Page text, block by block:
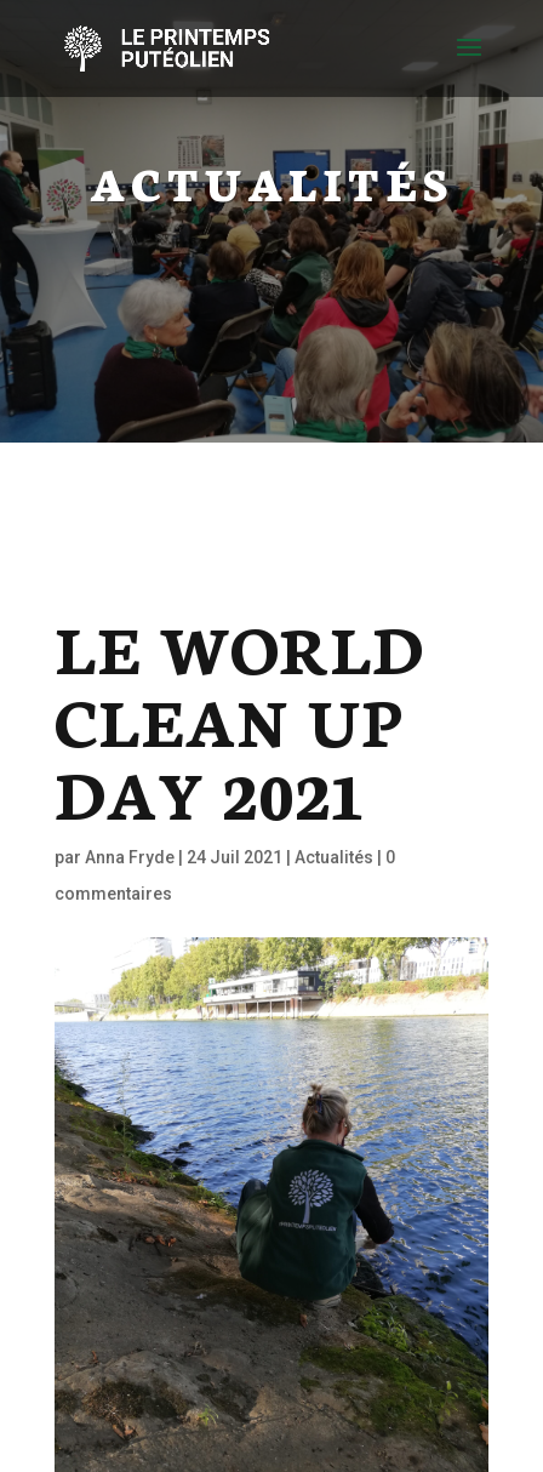
ACTUALITÉS
LE WORLD
CLEAN UP
DAY 2021
par Anna Fryde| 24 Juil 2021 Actualités
0
commentaires